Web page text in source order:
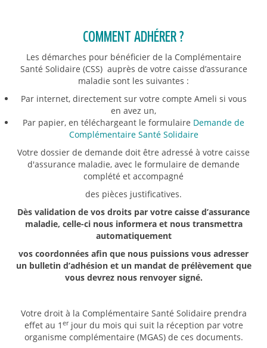
COMMENT ADHÉRER ?
Les démarches pour bénéficier de la Complémentaire
Santé Solidaire (CSS) auprès de votre caisse d’assurance
maladie sont les suivantes :
Par internet, directement sur votre compte Ameli si vous
en avez un,
Par papier, en téléchargeant le formulaire Demande de
Complémentaire Santé Solidaire
Votre dossier de demande doit être adressé à votre caisse
d'assurance maladie, avec le formulaire de demande
complété et accompagné
des pièces justificatives.
Dès validation de vos droits par votre caisse d’assurance
maladie, celle-ci nous informera et nous transmettra
automatiquement
vos coordonnées afin que nous puissions vous adresser
un bulletin d’adhésion et un mandat de prélèvement que
vous devrez nous renvoyer signé.
Votre droit à la Complémentaire Santé Solidaire prendra
effet au 1 erjour du mois qui suit la réception par votre
organisme complémentaire (MGAS) de ces documents.